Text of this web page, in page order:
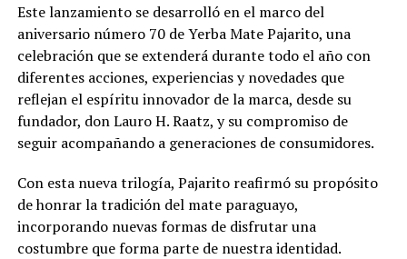
Este lanzamiento se desarrolló en el marco del
aniversario número 70 de Yerba Mate Pajarito, una
celebración que se extenderá durante todo el año con
diferentes acciones, experiencias y novedades que
reflejan el espíritu innovador de la marca, desde su
fundador, don Lauro H. Raatz, y su compromiso de
seguir acompañando a generaciones de consumidores.
Con esta nueva trilogía, Pajarito reafirmó su propósito
de honrar la tradición del mate paraguayo,
incorporando nuevas formas de disfrutar una
costumbre que forma parte de nuestra identidad.